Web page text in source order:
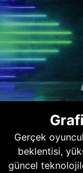
Gerçek
beklentisi,
güncel